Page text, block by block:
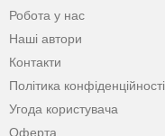
Робота у нас
Наші автори
Контакти
Політика конфіденційності
Угода користувача
Оферта